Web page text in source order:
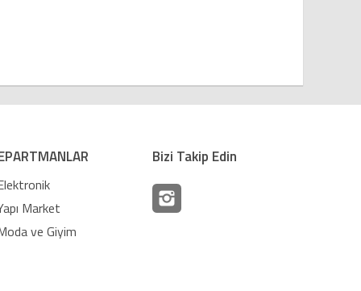
Market
ve Giyim
Bizi Takip Edin